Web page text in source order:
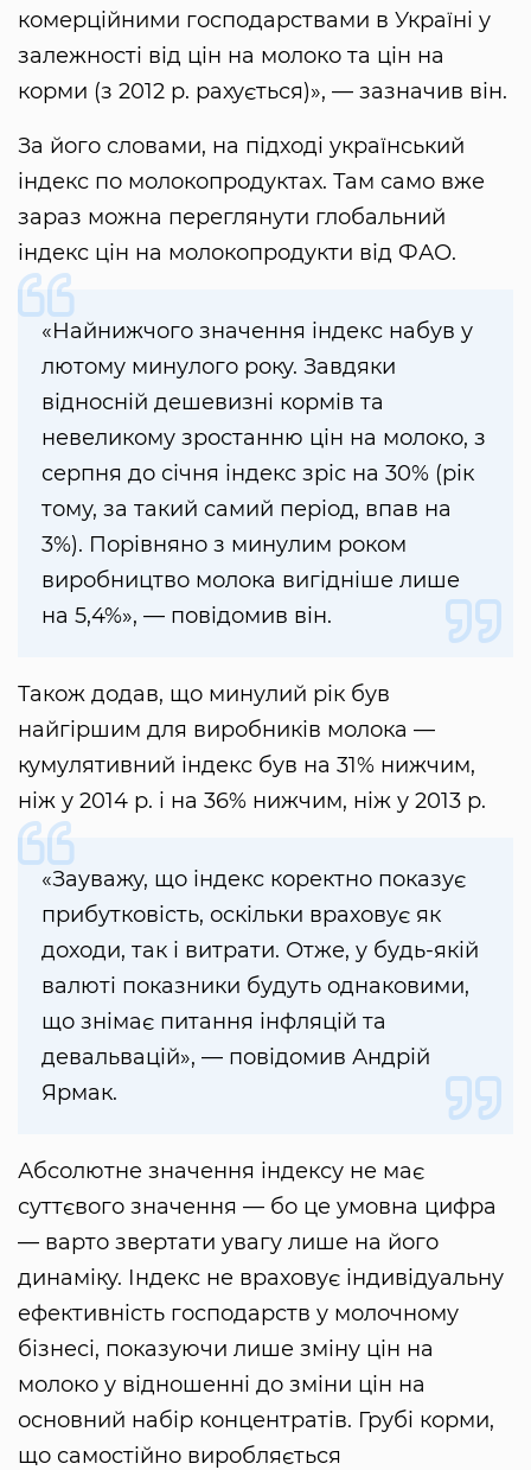
комерційними господарствами в Україні у
залежності від цін на молоко та цін на
корми (з 2012 р. рахується)», — зазначив він.
За його словами, на підході український
індекс по молокопродуктах. Там само вже
зараз можна переглянути глобальний
індекс цін на молокопродукти від ФАО.
«Найнижчого значення індекс набув у
лютому минулого року. Завдяки
відносній дешевизні кормів та
невеликому зростанню цін на молоко, з
серпня до січня індекс зріс на 30% (рік
тому, за такий самий період, впав на
3%). Порівняно з минулим роком
виробництво молока вигідніше лише
на 5,4%», — повідомив він.
Також додав, що минулий рік був
найгіршим для виробників молока —
кумулятивний індекс був на 31% нижчим,
ніж у 2014 р. і на 36% нижчим, ніж у 2013 р.
«Зауважу, що індекс коректно показує
прибутковість, оскільки враховує як
доходи, так і витрати. Отже, у будь-якій
валюті показники будуть однаковими,
що знімає питання інфляцій та
девальвацій», — повідомив Андрій
Ярмак.
Абсолютне значення індексу не має
суттєвого значення — бо це умовна цифра
— варто звертати увагу лише на його
динаміку. Індекс не враховує індивідуальну
ефективність господарств у молочному
бізнесі, показуючи лише зміну цін на
молоко у відношенні до зміни цін на
основний набір концентратів. Грубі корми,
що самостійно виробляється